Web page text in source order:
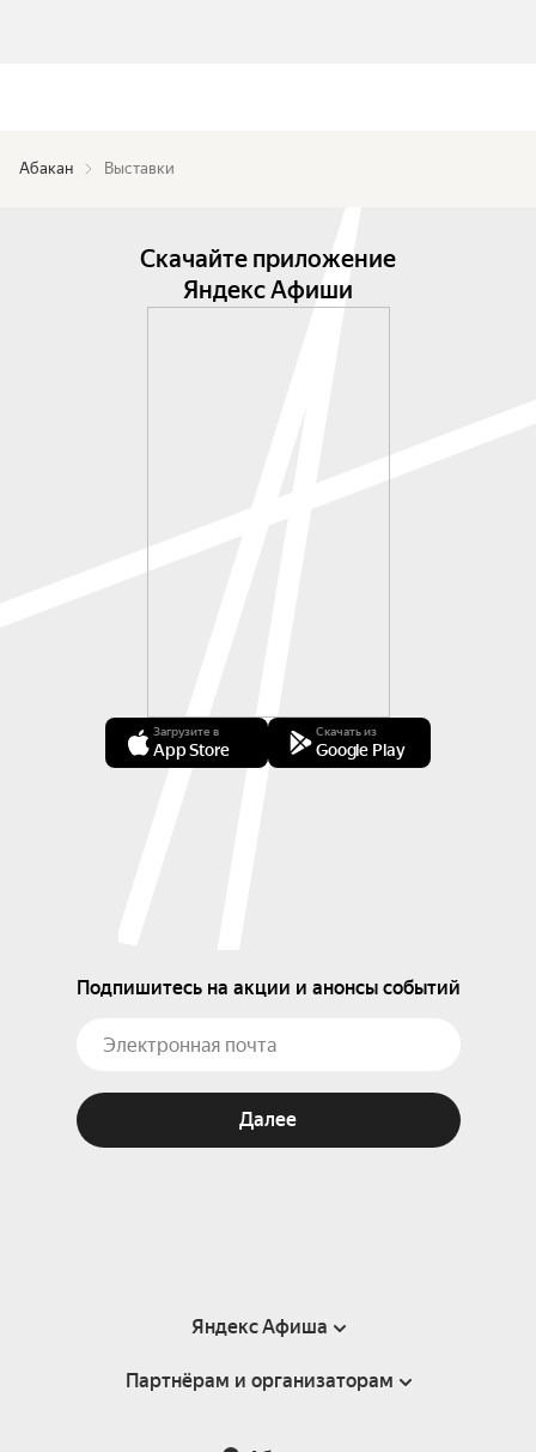
Абакан Выставки
Скачайте приложение
Яндекс Афиши
Загрузите в
App Store
Скачать из
Google Play
Подпишитесь на акции и анонсы событий
Далее
Яндекс Афиша
Справка
Партнёрам и организаторам